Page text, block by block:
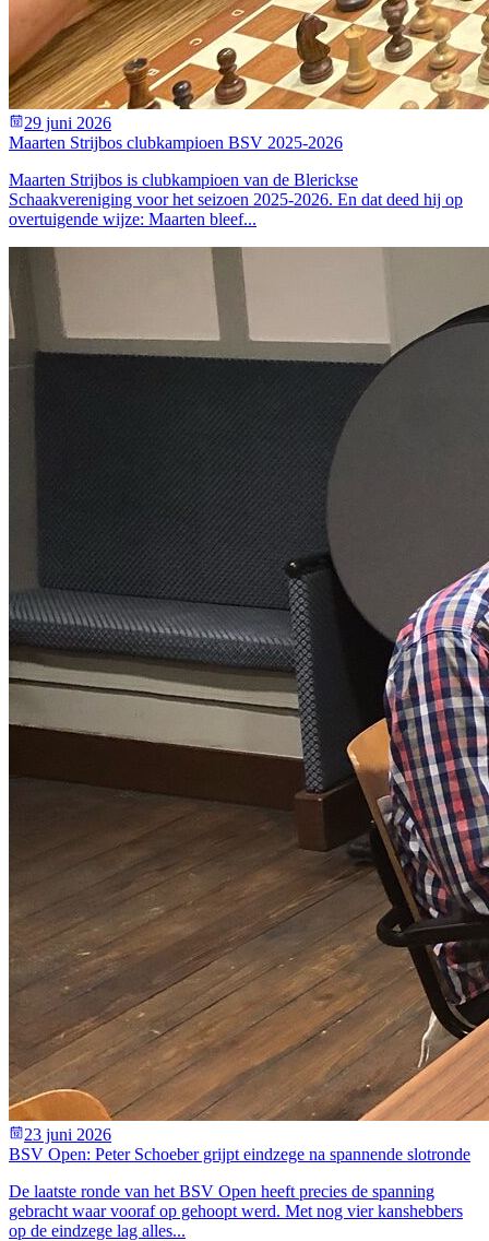
29 juni 2026
Maarten Strijbos clubkampioen BSV 2025-2026
Maarten Strijbos is clubkampioen van de Blerickse
Schaakvereniging voor het seizoen 2025-2026. En dat deed hij op
overtuigende wijze: Maarten bleef...
23 juni 2026
BSV Open: Peter Schoeber grijpt eindzege na spannende slotronde
De laatste ronde van het BSV Open heeft precies de spanning
gebracht waar vooraf op gehoopt werd. Met nog vier kanshebbers
op de eindzege lag alles...